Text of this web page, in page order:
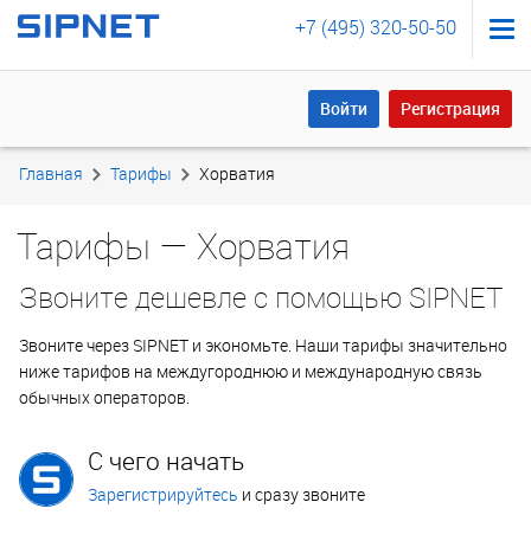
+7 (495) 320-50-50
Войти Регистрация
Войти Регистрация
Главная Тарифы Хорватия
Тарифы — Хорватия
Звоните дешевле с помощью SIPNET
Звоните через SIPNET и экономьте. Наши тарифы значительно
ниже тарифов на междугороднюю и международную связь
обычных операторов.
С чего начать
Зарегистрируйтесь и сразу звоните